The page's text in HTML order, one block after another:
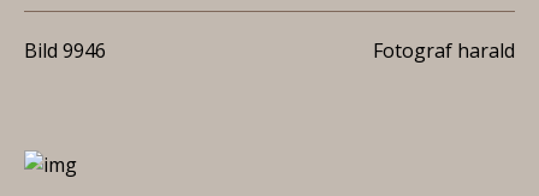
Bild 9946 Fotograf harald